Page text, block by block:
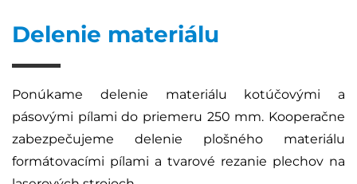
Delenie materiálu
Ponúkame delenie materiálu kotúčovými a
pásovými pílami do priemeru 250 mm. Kooperačne
zabezpečujeme delenie plošného materiálu
formátovacími pílami a tvarové rezanie plechov na